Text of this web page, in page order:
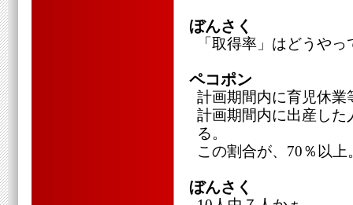
ぼんさく
「取得率」はどうやっ
ペコポン
計画期間内に育児休
計画期間内に出産し
る。
この割合が、70％以上
ぼんさく